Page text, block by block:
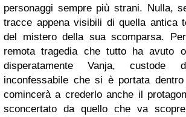
personaggi sempre più strani. Nulla,
tracce appena visibili di quella antica
del mistero della sua scomparsa.
remota tragedia che tutto ha avuto
disperatamente Vanja,
inconfessabile che si è portata
comincerà a crederlo anche il
sconcertato da quello che va